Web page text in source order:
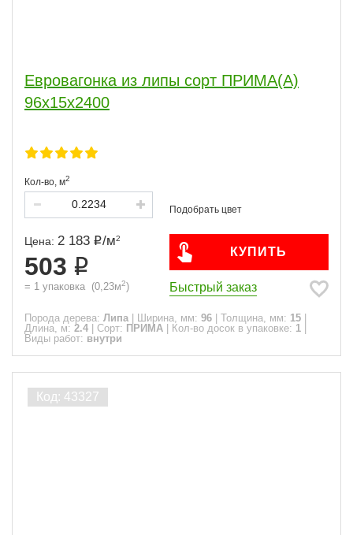
Евровагонка из липы сорт ПРИМА(А)
96x15x2400
Кол-во, м2
Цена: 2 183 /м2
503
= 1 упаковка (0,23м2)
КУПИТЬ
Быстрый заказ
Порода дерева: Липа Ширина, мм: 96 Толщина, мм: 15
Длина, м: 2.4 Сорт: ПРИМА Кол-во досок в упаковке: 1
Виды работ: внутри